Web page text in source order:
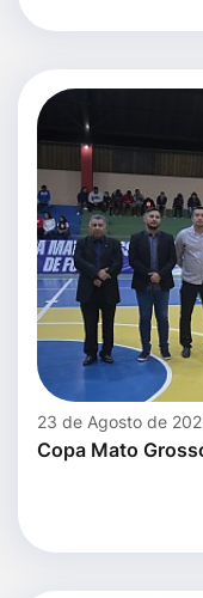
23 de Agosto de
Copa Mato